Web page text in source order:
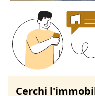
Cerchi